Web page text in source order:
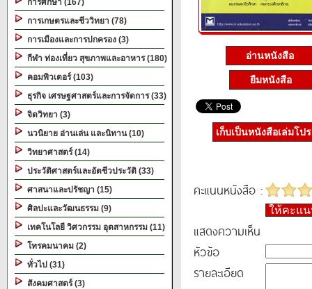
การศึกษา (167)
การเกษตรและชีววิทยา (78)
การเมืองและการปกครอง (3)
กีฬา ท่องเที่ยว สุขภาพและอาหาร (180)
คอมพิวเตอร์ (103)
ธุรกิจ เศรษฐศาสตร์และการจัดการ (33)
จิตวิทยา (3)
นวนิยาย อ่านเล่น และนิทาน (10)
วิทยาศาสตร์ (14)
ประวัติศาสตร์และอัตชีวประวัติ (33)
ศาสนาและปรัชญา (15)
ศิลปะและวัฒนธรรม (9)
เทคโนโลยี วิศวกรรม อุตสาหกรรม (11)
โทรคมนาคม (2)
ทั่วไป (31)
สังคมศาสตร์ (3)
อ่านหนังสือ
ยืมหนังสือ
เก็บเป็นหนังสือเล่มโป
คะแนนหนังสือ :
ให้คะแ
แสดงความเห็น
หัวข้อ
รายละเอียด